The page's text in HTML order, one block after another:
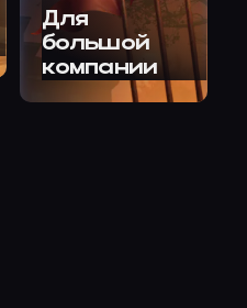
Для
большой
компании